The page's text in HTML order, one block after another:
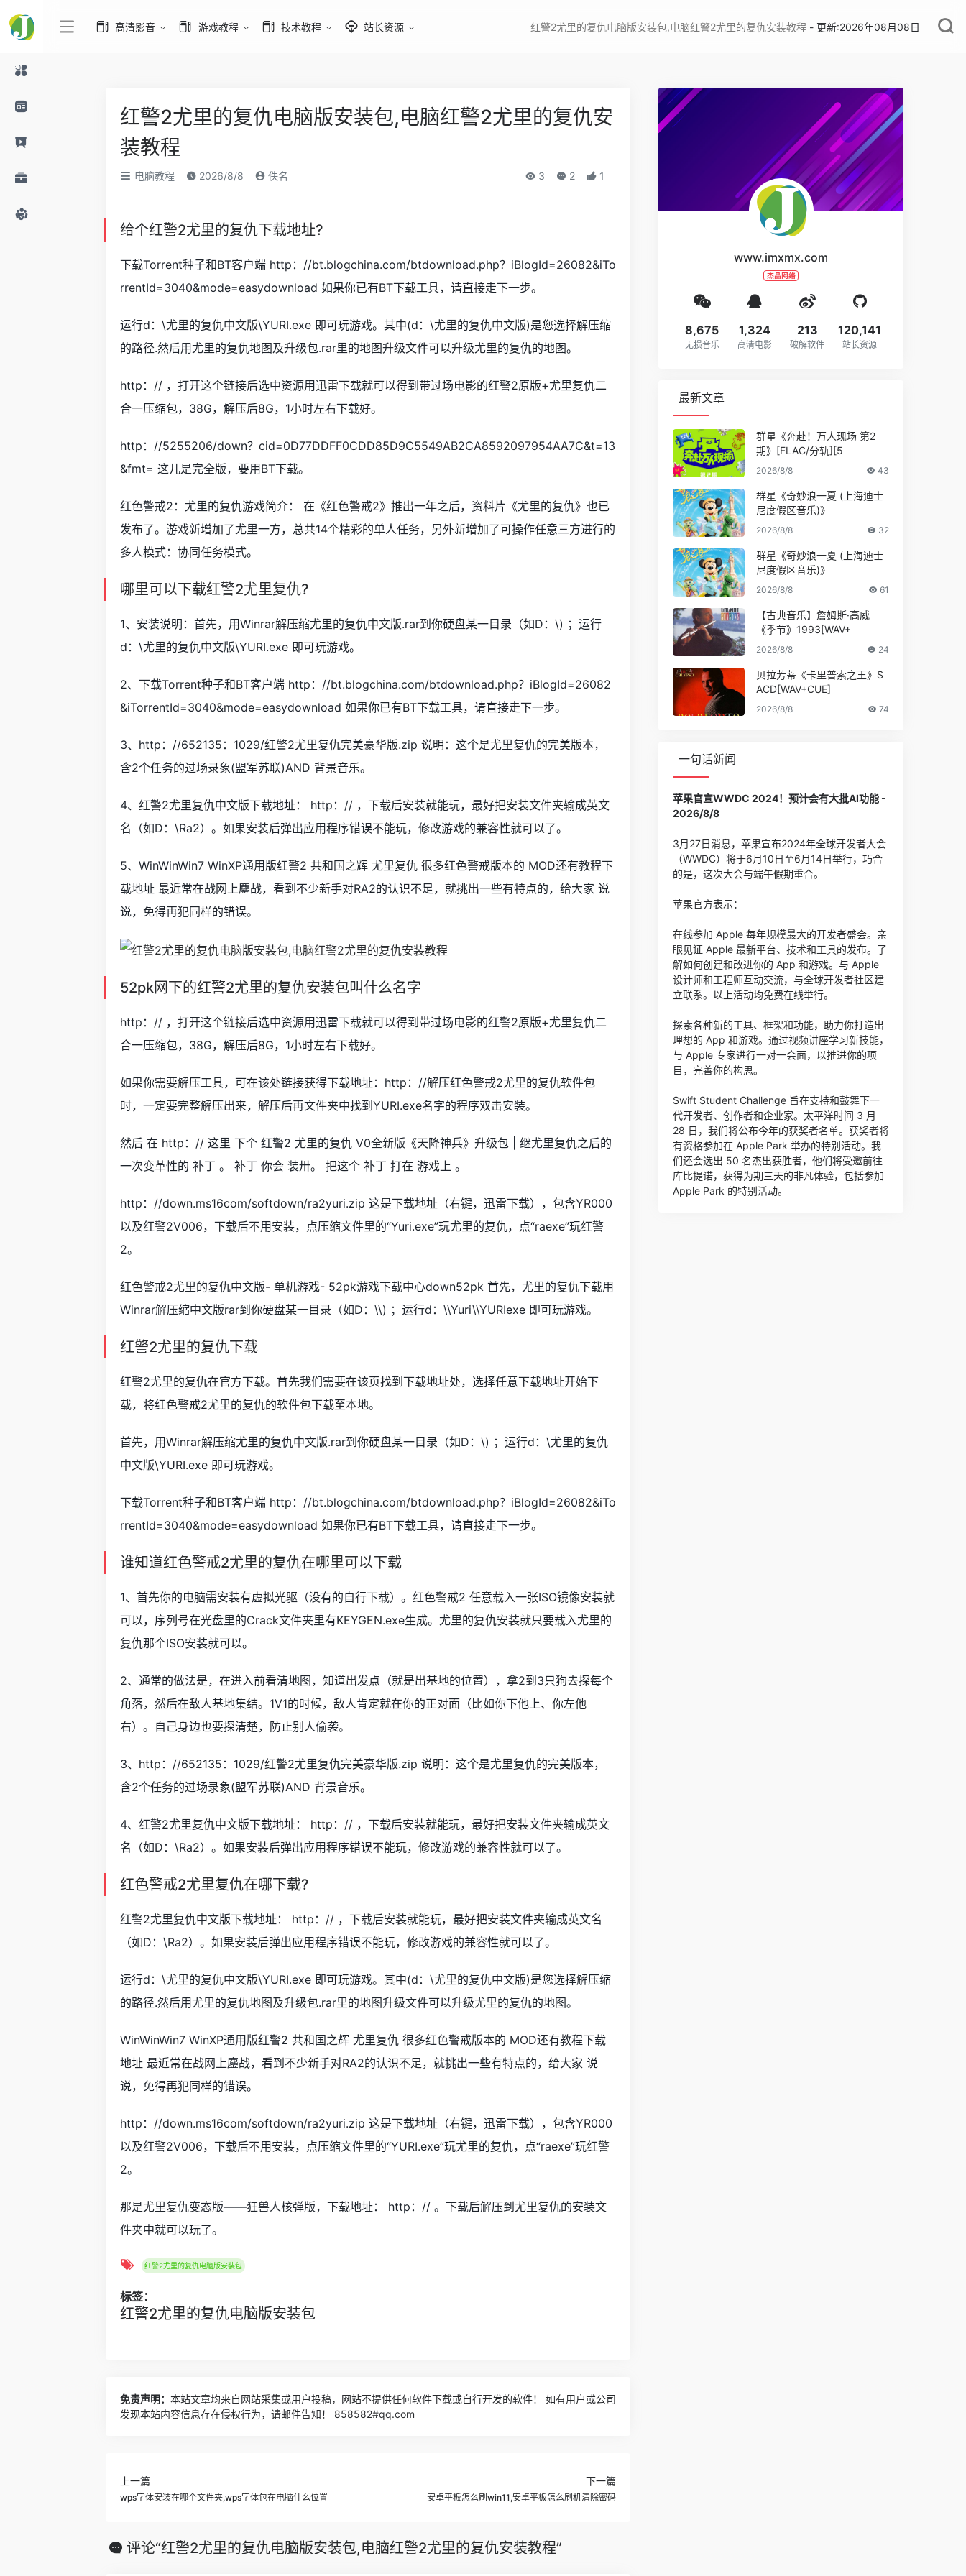
高清影音 游戏教程 技术教程 站长资源 红警2尤里的复仇电脑版安装包,电脑红警2尤里的复仇安装教程 - 更新:2026年08月08日
红警2尤里的复仇电脑版安装包,电脑红警2尤里的复仇安
装教程
电脑教程 2026/8/8 佚名 3 2 1
给个红警2尤里的复仇下载地址?
下载Torrent种子和BT客户端 http：//bt.blogchina.com/btdownload.php？iBlogId=26082&iTo
rrentId=3040&mode=easydownload 如果你已有BT下载工具，请直接走下一步。
运行d：\尤里的复仇中文版\YURI.exe 即可玩游戏。其中(d：\尤里的复仇中文版)是您选择解压缩
的路径.然后用尤里的复仇地图及升级包.rar里的地图升级文件可以升级尤里的复仇的地图。
http：// ，打开这个链接后选中资源用迅雷下载就可以得到带过场电影的红警2原版+尤里复仇二
合一压缩包，38G，解压后8G，1小时左右下载好。
http：//5255206/down？cid=0D77DDFF0CDD85D9C5549AB2CA8592097954AA7C&t=13
&fmt= 这儿是完全版，要用BT下载。
红色警戒2：尤里的复仇游戏简介： 在《红色警戒2》推出一年之后，资料片《尤里的复仇》也已
发布了。游戏新增加了尤里一方，总共14个精彩的单人任务，另外新增加了可操作任意三方进行的
多人模式：协同任务模式。
哪里可以下载红警2尤里复仇?
1、安装说明：首先，用Winrar解压缩尤里的复仇中文版.rar到你硬盘某一目录（如D：\) ；运行
d：\尤里的复仇中文版\YURI.exe 即可玩游戏。
2、下载Torrent种子和BT客户端 http：//bt.blogchina.com/btdownload.php？iBlogId=26082
&iTorrentId=3040&mode=easydownload 如果你已有BT下载工具，请直接走下一步。
3、http：//652135：1029/红警2尤里复仇完美豪华版.zip 说明：这个是尤里复仇的完美版本，
含2个任务的过场录象(盟军苏联)AND 背景音乐。
4、红警2尤里复仇中文版下载地址： http：// ，下载后安装就能玩，最好把安装文件夹输成英文
名（如D：\Ra2）。如果安装后弹出应用程序错误不能玩，修改游戏的兼容性就可以了。
5、WinWinWin7 WinXP通用版红警2 共和国之辉 尤里复仇 很多红色警戒版本的 MOD还有教程下
载地址 最近常在战网上鏖战，看到不少新手对RA2的认识不足，就挑出一些有特点的，给大家 说
说，免得再犯同样的错误。
52pk网下的红警2尤里的复仇安装包叫什么名字
http：// ，打开这个链接后选中资源用迅雷下载就可以得到带过场电影的红警2原版+尤里复仇二
合一压缩包，38G，解压后8G，1小时左右下载好。
如果你需要解压工具，可在该处链接获得下载地址：http：//解压红色警戒2尤里的复仇软件包
时，一定要完整解压出来，解压后再文件夹中找到YURI.exe名字的程序双击安装。
然后 在 http：// 这里 下个 红警2 尤里的复仇 V0全新版《天降神兵》升级包 | 继尤里复仇之后的
一次变革性的 补丁 。 补丁 你会 装卅。 把这个 补丁 打在 游戏上 。
http：//down.ms16com/softdown/ra2yuri.zip 这是下载地址（右键，迅雷下载），包含YR000
以及红警2V006，下载后不用安装，点压缩文件里的“Yuri.exe”玩尤里的复仇，点“raexe”玩红警
2。
红色警戒2尤里的复仇中文版- 单机游戏- 52pk游戏下载中心down52pk 首先，尤里的复仇下载用
Winrar解压缩中文版rar到你硬盘某一目录（如D：\\) ；运行d：\\Yuri\\YURIexe 即可玩游戏。
红警2尤里的复仇下载
红警2尤里的复仇在官方下载。首先我们需要在该页找到下载地址处，选择任意下载地址开始下
载，将红色警戒2尤里的复仇的软件包下载至本地。
首先，用Winrar解压缩尤里的复仇中文版.rar到你硬盘某一目录（如D：\) ；运行d：\尤里的复仇
中文版\YURI.exe 即可玩游戏。
下载Torrent种子和BT客户端 http：//bt.blogchina.com/btdownload.php？iBlogId=26082&iTo
rrentId=3040&mode=easydownload 如果你已有BT下载工具，请直接走下一步。
谁知道红色警戒2尤里的复仇在哪里可以下载
1、首先你的电脑需安装有虚拟光驱（没有的自行下载）。红色警戒2 任意载入一张ISO镜像安装就
可以，序列号在光盘里的Crack文件夹里有KEYGEN.exe生成。尤里的复仇安装就只要载入尤里的
复仇那个ISO安装就可以。
2、通常的做法是，在进入前看清地图，知道出发点（就是出基地的位置），拿2到3只狗去探每个
角落，然后在敌人基地集结。1V1的时候，敌人肯定就在你的正对面（比如你下他上、你左他
右）。自己身边也要探清楚，防止别人偷袭。
3、http：//652135：1029/红警2尤里复仇完美豪华版.zip 说明：这个是尤里复仇的完美版本，
含2个任务的过场录象(盟军苏联)AND 背景音乐。
4、红警2尤里复仇中文版下载地址： http：// ，下载后安装就能玩，最好把安装文件夹输成英文
名（如D：\Ra2）。如果安装后弹出应用程序错误不能玩，修改游戏的兼容性就可以了。
红色警戒2尤里复仇在哪下载?
红警2尤里复仇中文版下载地址： http：// ，下载后安装就能玩，最好把安装文件夹输成英文名
（如D：\Ra2）。如果安装后弹出应用程序错误不能玩，修改游戏的兼容性就可以了。
运行d：\尤里的复仇中文版\YURI.exe 即可玩游戏。其中(d：\尤里的复仇中文版)是您选择解压缩
的路径.然后用尤里的复仇地图及升级包.rar里的地图升级文件可以升级尤里的复仇的地图。
WinWinWin7 WinXP通用版红警2 共和国之辉 尤里复仇 很多红色警戒版本的 MOD还有教程下载
地址 最近常在战网上鏖战，看到不少新手对RA2的认识不足，就挑出一些有特点的，给大家 说
说，免得再犯同样的错误。
http：//down.ms16com/softdown/ra2yuri.zip 这是下载地址（右键，迅雷下载），包含YR000
以及红警2V006，下载后不用安装，点压缩文件里的“YURI.exe”玩尤里的复仇，点“raexe”玩红警
2。
那是尤里复仇变态版——狂兽人核弹版，下载地址： http：// 。下载后解压到尤里复仇的安装文
件夹中就可以玩了。
红警2尤里的复仇电脑版安装包
标签：
红警2尤里的复仇电脑版安装包
免责声明： 本站文章均来自网站采集或用户投稿，网站不提供任何软件下载或自行开发的软件！ 如有用户或公司
发现本站内容信息存在侵权行为，请邮件告知！ 858582#qq.com
上一篇
wps字体安装在哪个文件夹,wps字体包在电脑什么位置
下一篇
安卓平板怎么刷win11,安卓平板怎么刷机清除密码
评论“红警2尤里的复仇电脑版安装包,电脑红警2尤里的复仇安装教程”
www.imxmx.com
杰晶网络
8,675
无损音乐
1,324
高清电影
213
破解软件
120,141
站长资源
最新文章
群星《奔赴！万人现场 第2
期》[FLAC/分轨][5
2026/8/8 43
群星《奇妙浪一夏 (上海迪士
尼度假区音乐)》
2026/8/8 32
群星《奇妙浪一夏 (上海迪士
尼度假区音乐)》
2026/8/8 61
【古典音乐】詹姆斯·高威
《季节》1993[WAV+
2026/8/8 24
贝拉芳蒂《卡里普索之王》S
ACD[WAV+CUE]
2026/8/8 74
一句话新闻
苹果官宣WWDC 2024！预计会有大批AI功能 -
2026/8/8
3月27日消息，苹果宣布2024年全球开发者大会
（WWDC）将于6月10日至6月14日举行，巧合
的是，这次大会与端午假期重合。
苹果官方表示：
在线参加 Apple 每年规模最大的开发者盛会。亲
眼见证 Apple 最新平台、技术和工具的发布。了
解如何创建和改进你的 App 和游戏。与 Apple
设计师和工程师互动交流，与全球开发者社区建
立联系。以上活动均免费在线举行。
探索各种新的工具、框架和功能，助力你打造出
理想的 App 和游戏。通过视频讲座学习新技能，
与 Apple 专家进行一对一会面，以推进你的项
目，完善你的构思。
Swift Student Challenge 旨在支持和鼓舞下一
代开发者、创作者和企业家。太平洋时间 3 月
28 日，我们将公布今年的获奖者名单。获奖者将
有资格参加在 Apple Park 举办的特别活动。我
们还会选出 50 名杰出获胜者，他们将受邀前往
库比提诺，获得为期三天的非凡体验，包括参加
Apple Park 的特别活动。